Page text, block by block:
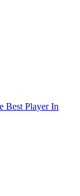
Best Player In